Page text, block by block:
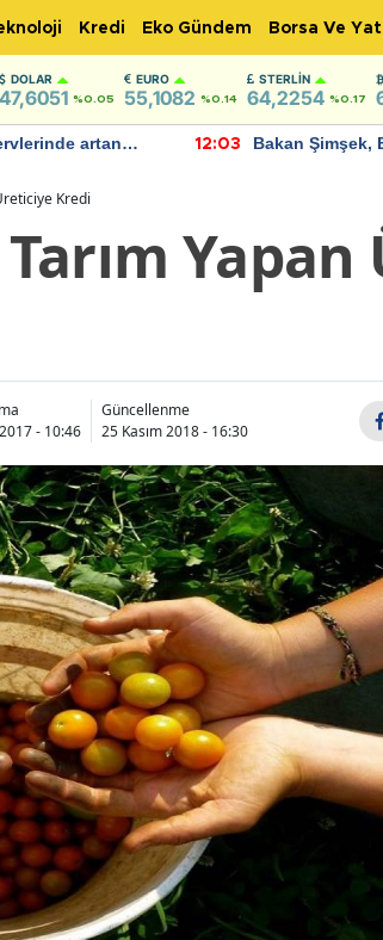
Kredi Eko Gündem Borsa Ve
DOLAR
47,6051 %0.05
EURO
55,1082 %0.14
STERLIN
64,2254 %0.17
artan
12:03
Bakan Şimşek,
Kredi
- 10:46
Güncellenme
25 Kasım 2018 - 16:30